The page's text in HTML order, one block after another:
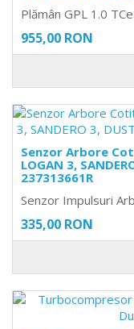
Plămân GPL 1.0
955,00 RON
Senzor Arbore
LOGAN 3,
237313661R
Senzor Impulsuri
335,00 RON